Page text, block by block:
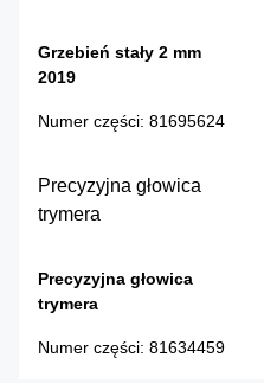
Grzebień stały 2 mm
2019
Numer części: 81695624
Precyzyjna głowica
trymera
Precyzyjna głowica
trymera
Numer części: 81634459